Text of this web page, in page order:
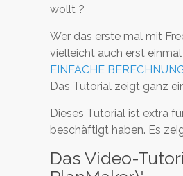
wollt ?
Wer das erste mal mit
vielleicht auch erst
EINFACHE
Das Tutorial zeigt ganz
Dieses Tutorial ist extra
beschäftigt haben. Es
Das Video-